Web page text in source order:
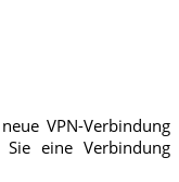
VPN-Verbindung
eine Verbindung